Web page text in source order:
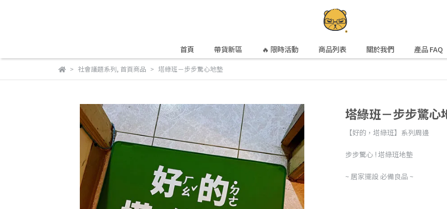
首頁 帶貨新區 🔥 限時活動 商品列表 關於我們 產品 FAQ
社會議題系列, 首頁商品 塔綠班－步步驚心地墊
塔綠班－步步驚心
【好的，塔綠班】系列周邊
步步驚心 ! 塔綠班地墊
~ 居家擺設 必備良品 ~